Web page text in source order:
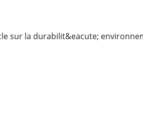
sur la durabilit&eacute;